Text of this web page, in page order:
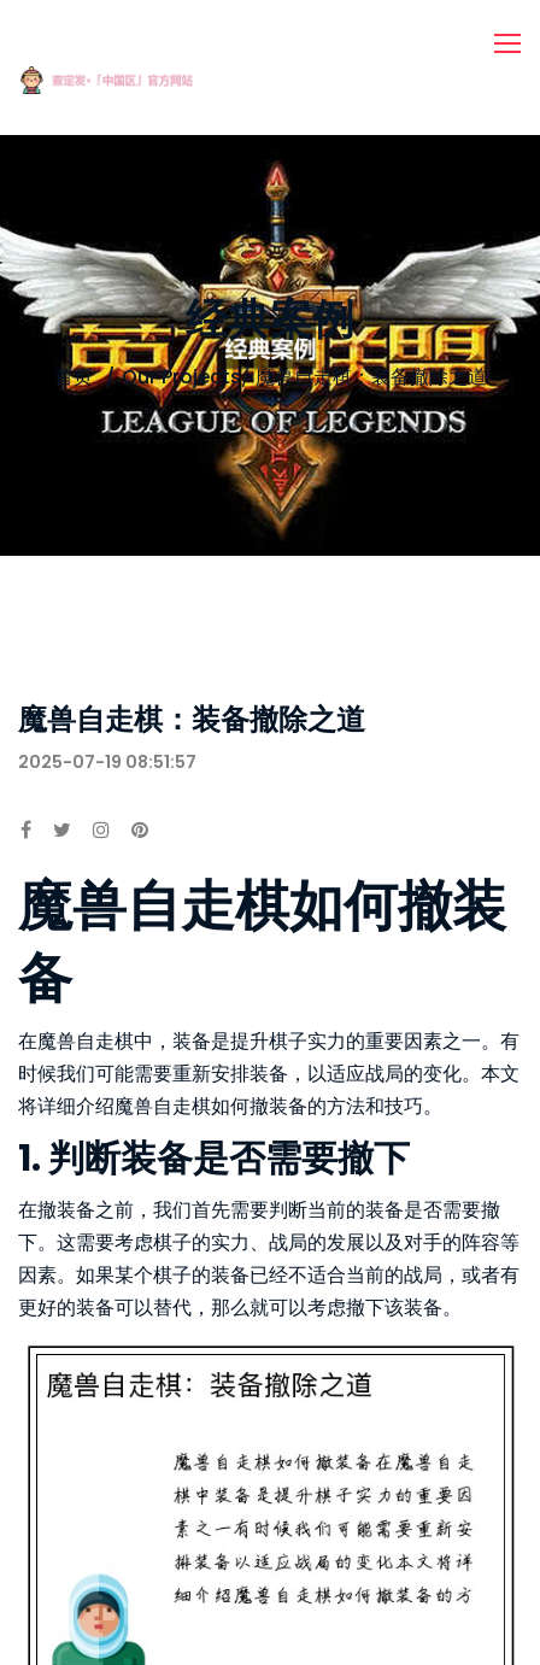
经典案例
首页 Our Projects/魔兽自走棋：装备撤除之道
魔兽自走棋：装备撤除之道
2025-07-19 08:51:57
魔兽自走棋如何撤装
备
在魔兽自走棋中，装备是提升棋子实力的重要因素之一。有
时候我们可能需要重新安排装备，以适应战局的变化。本文
将详细介绍魔兽自走棋如何撤装备的方法和技巧。
1. 判断装备是否需要撤下
在撤装备之前，我们首先需要判断当前的装备是否需要撤
下。这需要考虑棋子的实力、战局的发展以及对手的阵容等
因素。如果某个棋子的装备已经不适合当前的战局，或者有
更好的装备可以替代，那么就可以考虑撤下该装备。